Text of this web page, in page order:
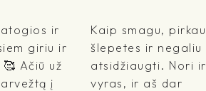
ir
giriu ir
Ačiū už
į
Kaip smagu, pirkau
šlepetes ir negaliu
atsidžiaugti. Nori ir
vyras, ir aš dar